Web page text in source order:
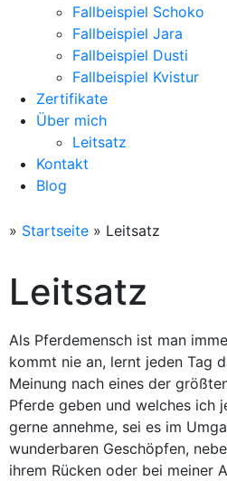
Fallbeispiel Schoko
Fallbeispiel Jara
Fallbeispiel Dusti
Fallbeispiel Kvistur
Zertifikate
Über mich
Leitsatz
Kontakt
Blog
» Startseite » Leitsatz
Leitsatz
Als Pferdemensch ist man
kommt nie an, lernt jeden Tag
Meinung nach eines der
Pferde geben und welches ich
gerne annehme, sei es im
wunderbaren Geschöpfen,
ihrem Rücken oder bei meiner